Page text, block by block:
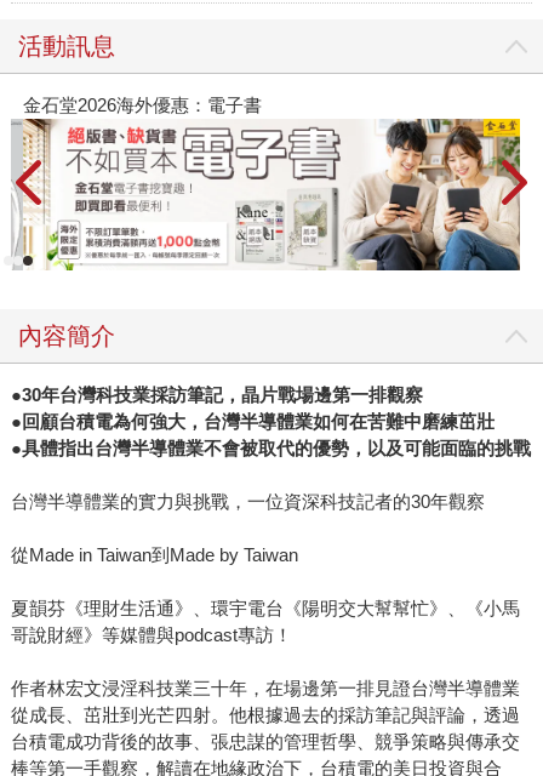
活動訊息
金石堂2026海外優惠：電子書
內容簡介
●30年台灣科技業採訪筆記，晶片戰場邊第一排觀察
●回顧台積電為何強大，台灣半導體業如何在苦難中磨練茁壯
●具體指出台灣半導體業不會被取代的優勢，以及可能面臨的挑戰
台灣半導體業的實力與挑戰，一位資深科技記者的30年觀察
從Made in Taiwan到Made by Taiwan
夏韻芬《理財生活通》、環宇電台《陽明交大幫幫忙》、《小馬
哥說財經》等媒體與podcast專訪！
作者林宏文浸淫科技業三十年，在場邊第一排見證台灣半導體業
從成長、茁壯到光芒四射。他根據過去的採訪筆記與評論，透過
台積電成功背後的故事、張忠謀的管理哲學、競爭策略與傳承交
棒等第一手觀察，解讀在地緣政治下，台積電的美日投資與合